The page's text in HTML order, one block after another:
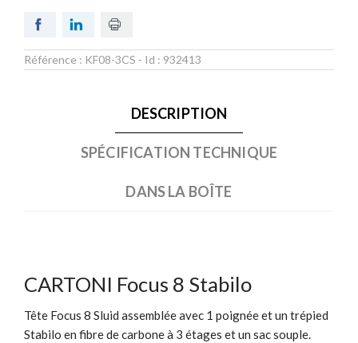
Référence : KF08-3CS - Id : 932413
DESCRIPTION
SPÉCIFICATION TECHNIQUE
DANS LA BOÎTE
CARTONI Focus 8 Stabilo
Tête Focus 8 Sluid assemblée avec 1 poignée et un trépied
Stabilo en fibre de carbone à 3 étages et un sac souple.